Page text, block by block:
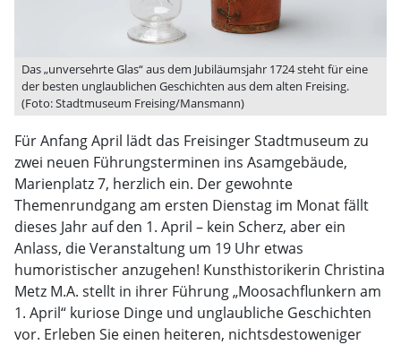
Das „unversehrte Glas“ aus dem Jubiläumsjahr 1724 steht für eine
der besten unglaublichen Geschichten aus dem alten Freising.
(Foto: Stadtmuseum Freising/Mansmann)
Für Anfang April lädt das Freisinger Stadtmuseum zu
zwei neuen Führungsterminen ins Asamgebäude,
Marienplatz 7, herzlich ein. Der gewohnte
Themenrundgang am ersten Dienstag im Monat fällt
dieses Jahr auf den 1. April – kein Scherz, aber ein
Anlass, die Veranstaltung um 19 Uhr etwas
humoristischer anzugehen! Kunsthistorikerin Christina
Metz M.A. stellt in ihrer Führung „Moosachflunkern am
1. April“ kuriose Dinge und unglaubliche Geschichten
vor. Erleben Sie einen heiteren, nichtsdestoweniger